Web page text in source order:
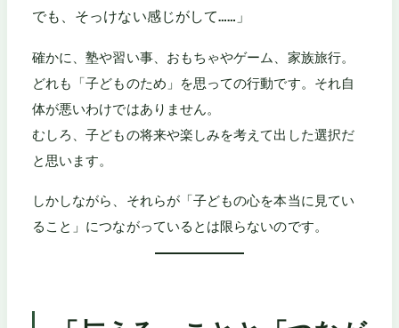
でも、そっけない感じがして……」
確かに、塾や習い事、おもちゃやゲーム、家族旅行。
どれも「子どものため」を思っての行動です。それ自
体が悪いわけではありません。
むしろ、子どもの将来や楽しみを考えて出した選択だ
と思います。
しかしながら、それらが「子どもの心を本当に見てい
ること」につながっているとは限らないのです。